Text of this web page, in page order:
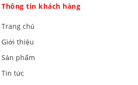
Thông tin khách hàng
Trang chủ
Giới thiệu
Sản phẩm
Tin tức